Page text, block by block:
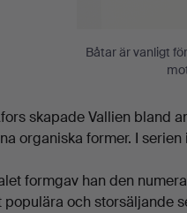
Båtar är vanligt
skapade Vallien bland
organiska former. I
formgav han den
populära och storsäljande